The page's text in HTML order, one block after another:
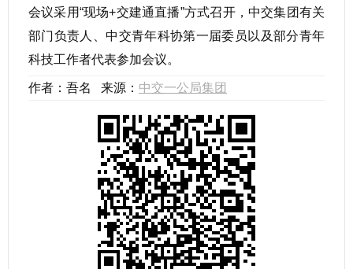
会议采用“现场+交建通直播”方式召开，中交集团有关
部门负责人、中交青年科协第一届委员以及部分青年
科技工作者代表参加会议。
作者：吾名 来源： 中交一公局集团